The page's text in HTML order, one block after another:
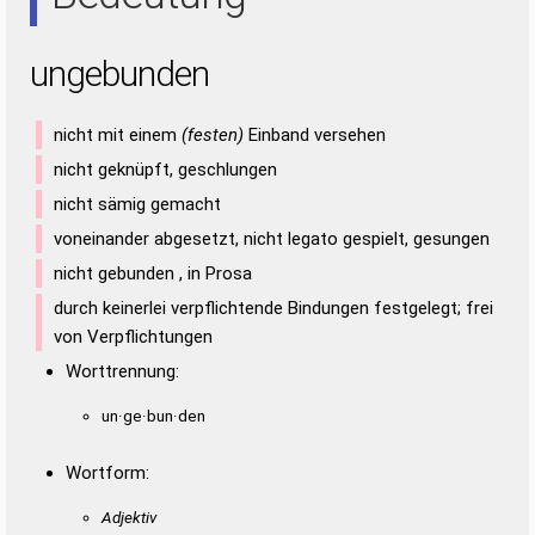
ungebunden
nicht mit einem (festen) Einband versehen
nicht geknüpft, geschlungen
nicht sämig gemacht
voneinander abgesetzt, nicht legato gespielt, gesungen
nicht gebunden , in Prosa
durch keinerlei verpflichtende Bindungen festgelegt; frei
von Verpflichtungen
Worttrennung:
un·ge·bun·den
Wortform:
Adjektiv